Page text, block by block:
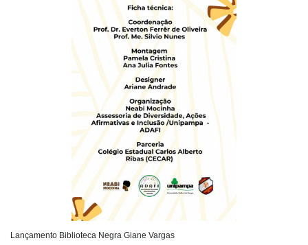
Lançamento Biblioteca Negra Giane Vargas